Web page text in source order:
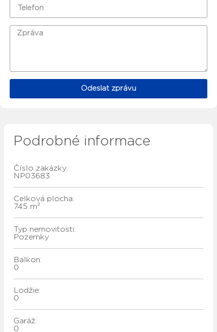
Odeslat zprávu
Podrobné informace
Číslo zakázky:
NP03683
Celková plocha:
745 m²
Typ nemovitosti:
Pozemky
Balkon:
0
Lodžie:
0
Garáž:
0